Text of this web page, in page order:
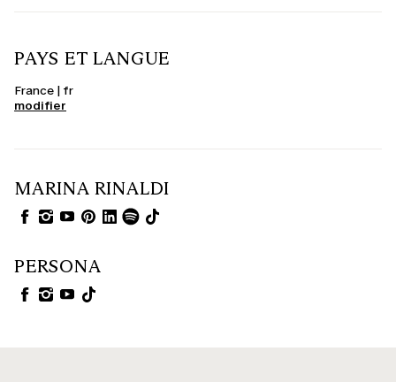
PAYS ET LANGUE
France | fr
modifier
MARINA RINALDI
PERSONA